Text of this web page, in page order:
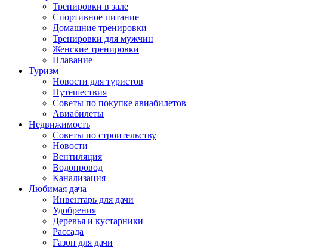
Тренировки в зале
Спортивное питание
Домашние тренировки
Тренировки для мужчин
Женские тренировки
Плавание
Туризм
Новости для туристов
Путешествия
Советы по покупке авиабилетов
Авиабилеты
Недвижимость
Советы по строительству
Новости
Вентиляция
Водопровод
Канализация
Любимая дача
Инвентарь для дачи
Удобрения
Деревья и кустарники
Рассада
Газон для дачи